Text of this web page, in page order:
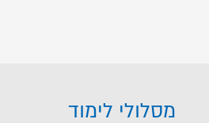
מסלולי לימוד